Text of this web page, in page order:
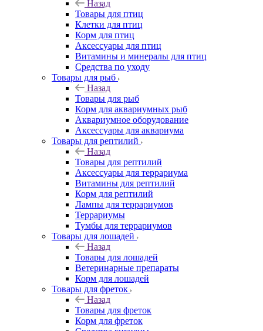
Назад
Товары для птиц
Клетки для птиц
Корм для птиц
Аксессуары для птиц
Витамины и минералы для птиц
Средства по уходу
Товары для рыб
Назад
Товары для рыб
Корм для аквариумных рыб
Аквариумное оборудование
Аксессуары для аквариума
Товары для рептилий
Назад
Товары для рептилий
Аксессуары для террариума
Витамины для рептилий
Корм для рептилий
Лампы для террариумов
Террариумы
Тумбы для террариумов
Товары для лошадей
Назад
Товары для лошадей
Ветеринарные препараты
Корм для лошадей
Товары для фреток
Назад
Товары для фреток
Корм для фреток